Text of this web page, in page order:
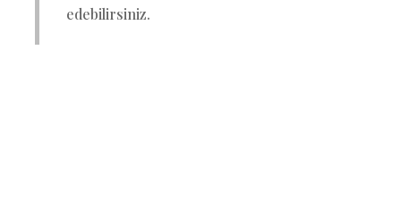
edebilirsiniz.